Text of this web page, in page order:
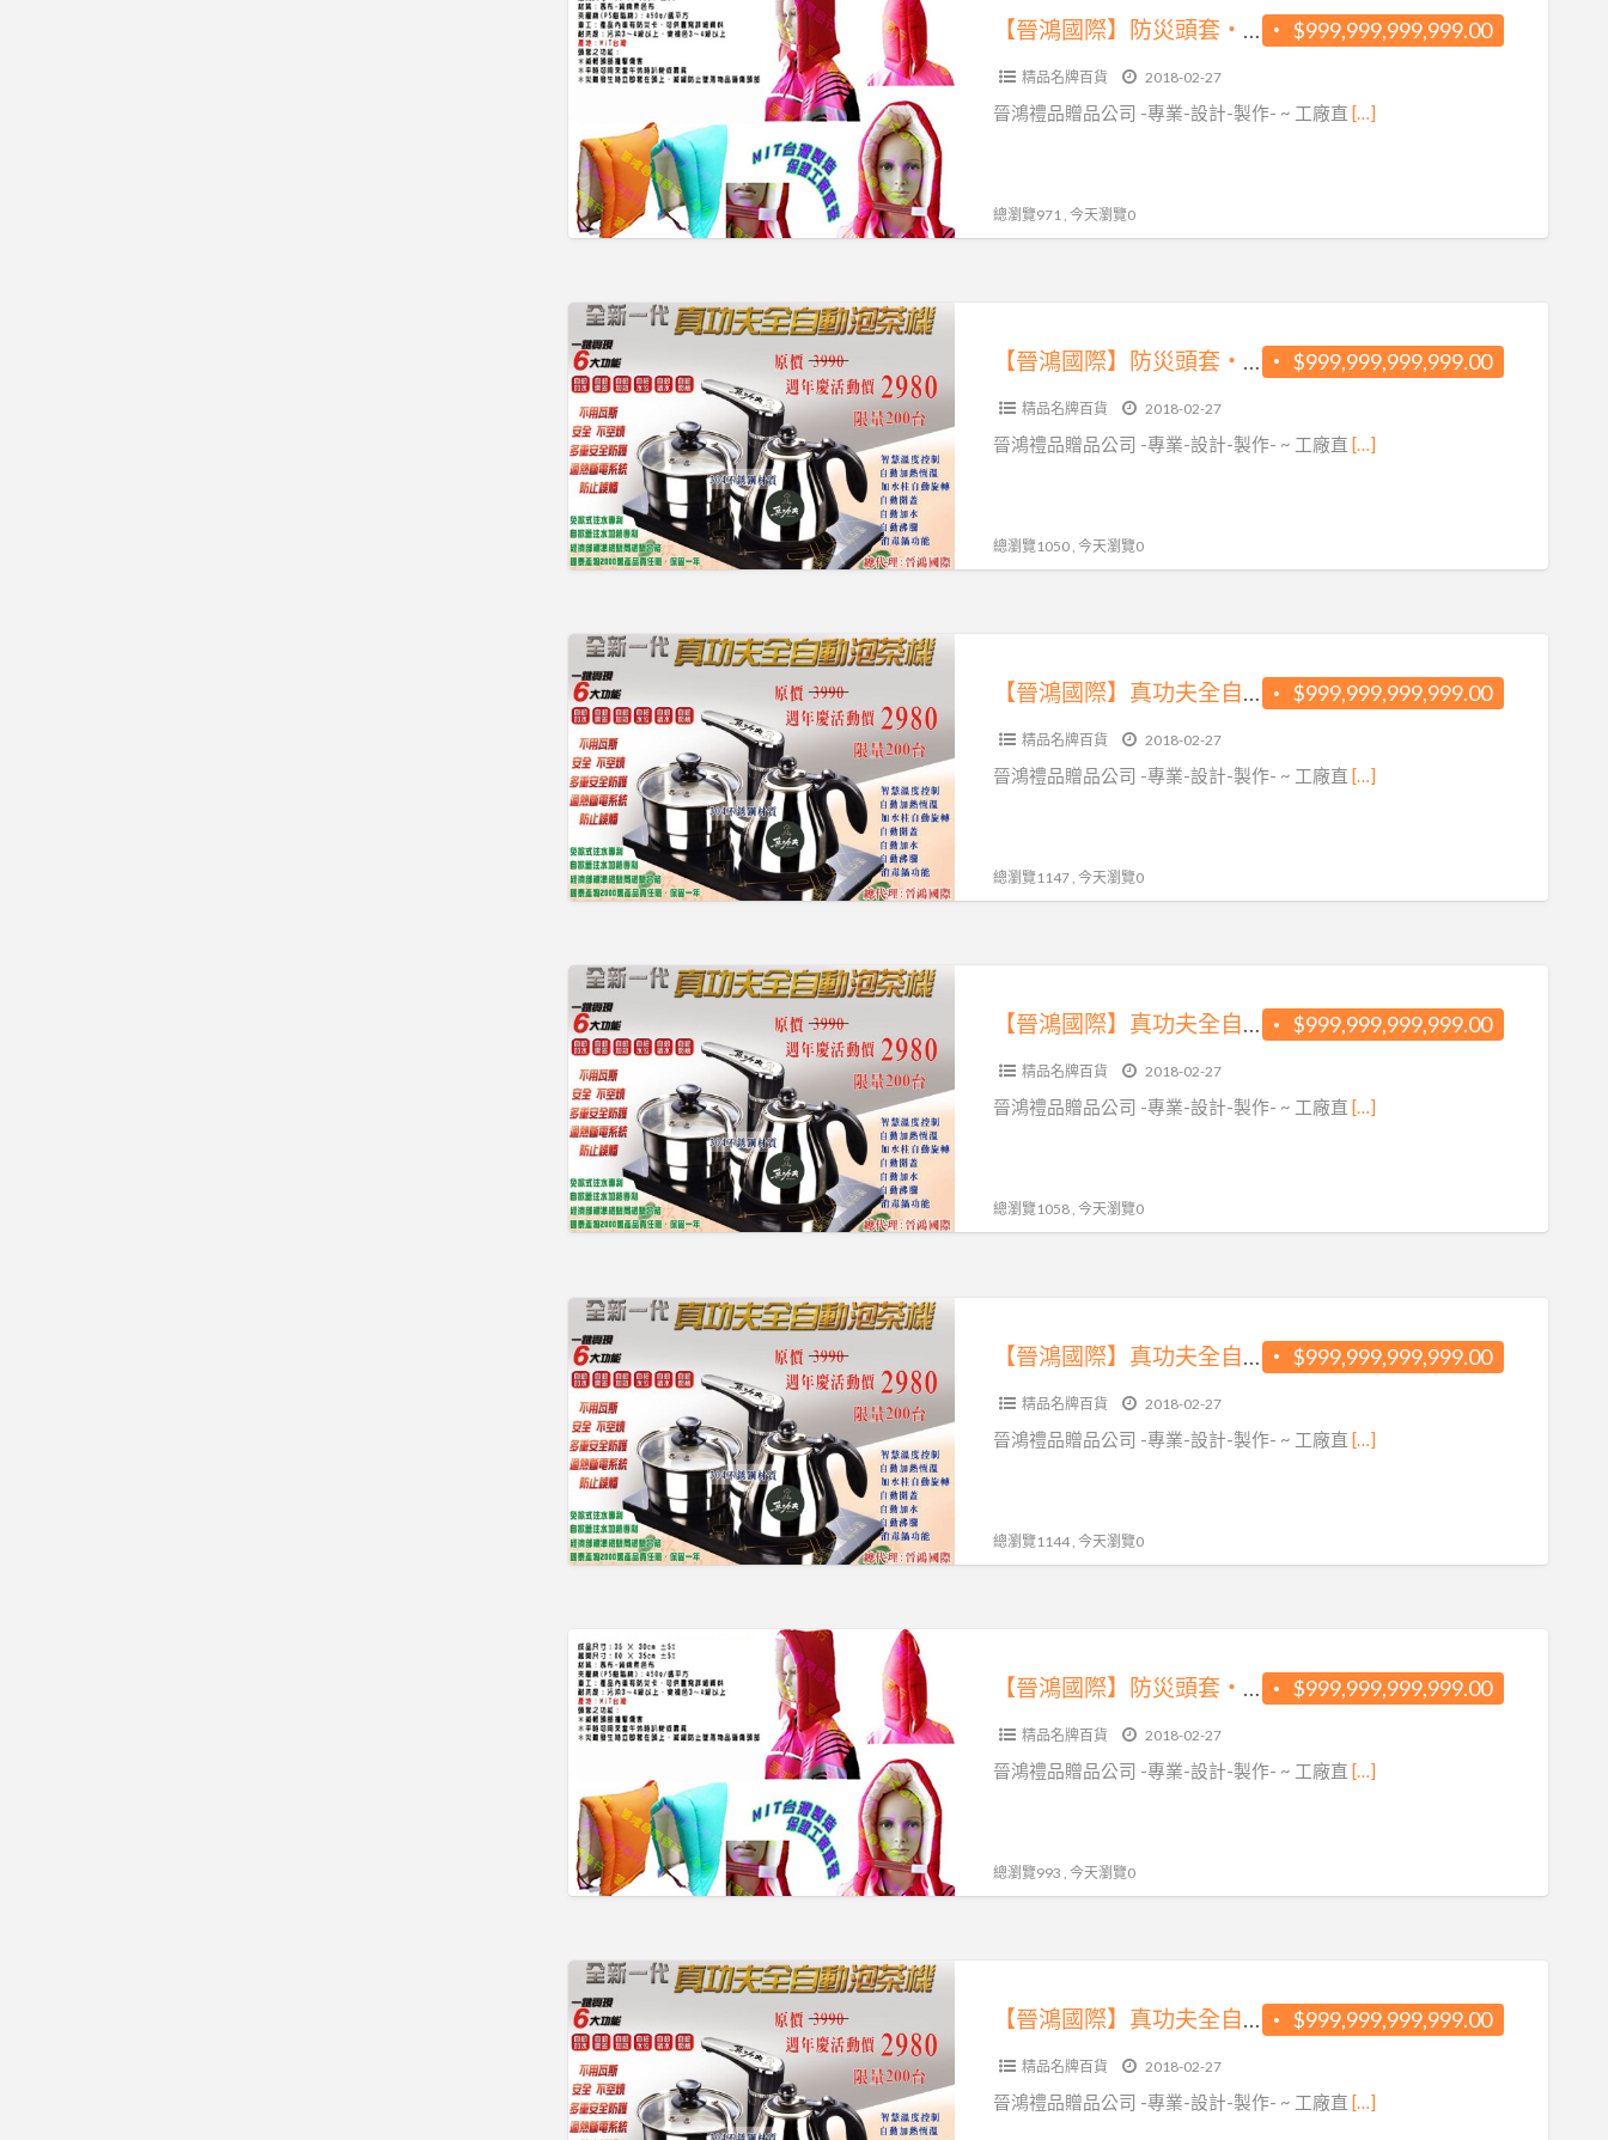
鴻
國
際】
災
頭
套‧
防
頭
套
＊
保
證
台
灣
製
造.
廠
直
營
$999,999,999,999.00
精品名牌百貨 2018-02-27
晉鴻禮品贈品公司 -專業-設計-製作- ~ 工廠直 […]
總瀏覽971 , 今天瀏覽0
【晉
鴻
國
際】
防
災
頭
套‧
防
頭
套
＊
保
證
台
灣
製
造.
廠
直
營
$999,999,999,999.00
【晉鴻國際】防災頭套‧防震頭套 ＊ 保證台灣製造.工廠直營
精品名牌百貨 2018-02-27
晉鴻禮品贈品公司 -專業-設計-製作- ~ 工廠直 […]
總瀏覽1050 , 今天瀏覽0
【晉
鴻
國
際】
真
功
夫
全
自
泡
茶
機
$999,999,999,999.00
【晉鴻國際】真功夫全自動泡茶機
精品名牌百貨 2018-02-27
晉鴻禮品贈品公司 -專業-設計-製作- ~ 工廠直 […]
總瀏覽1147 , 今天瀏覽0
【晉
鴻
國
際】
真
功
夫
全
自
泡
茶
機
$999,999,999,999.00
【晉鴻國際】真功夫全自動泡茶機
精品名牌百貨 2018-02-27
晉鴻禮品贈品公司 -專業-設計-製作- ~ 工廠直 […]
總瀏覽1058 , 今天瀏覽0
【晉
鴻
國
際】
真
功
夫
全
自
茶
機
$999,999,999,999.00
【晉鴻國際】真功夫全自動泡茶機
精品名牌百貨 2018-02-27
晉鴻禮品贈品公司 -專業-設計-製作- ~ 工廠直 […]
總瀏覽1144 , 今天瀏覽0
【晉
鴻
國
際】
災
頭
套‧
防
頭
套
＊
保
證
台
$999,999,999,999.00
【晉鴻國際】防災頭套‧防震頭套 ＊ 保證台灣製造.工廠直營
精品名牌百貨 2018-02-27
晉鴻禮品贈品公司 -專業-設計-製作- ~ 工廠直 […]
總瀏覽993 , 今天瀏覽0
【晉
鴻
國
際】
真
$999,999,999,999.00
【晉鴻國際】真功夫全自動泡茶機
精品名牌百貨 2018-02-27
晉鴻禮品贈品公司 -專業-設計-製作- ~ 工廠直 […]